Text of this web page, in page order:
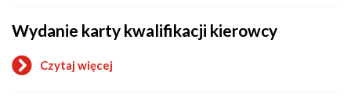
prawie
jazdy
potwierdzający
odbycie
Wydanie karty kwalifikacji kierowcy
Czytaj więcej
o